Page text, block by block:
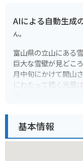
AIによる自動生成
ん。
富山県の立山にある
巨大な雪壁が見どこ
月中旬にかけて開山
にわたって続く光景は
で、防寒対策は必須
新の情報を確認して
基本情報